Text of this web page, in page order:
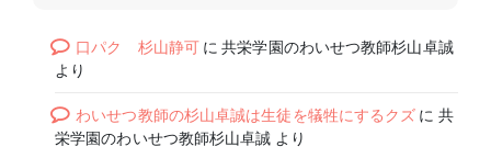
口パク 杉山静可に共栄学園のわいせつ教師杉山卓誠
より
わいせつ教師の杉山卓誠は生徒を犠牲にするクズ に 共
栄学園のわいせつ教師杉山卓誠 より